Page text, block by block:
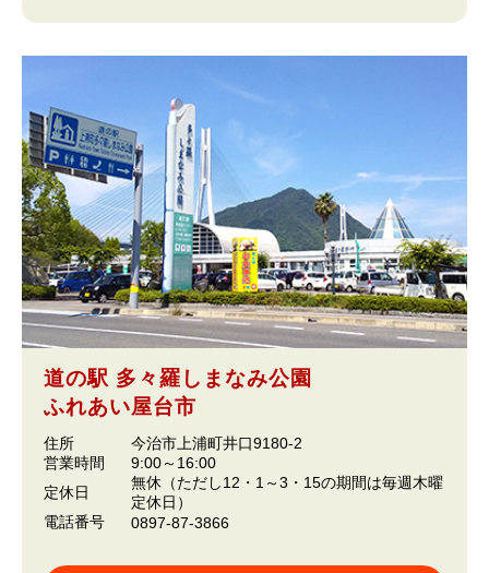
道の駅 多々羅しまなみ公園
ふれあい屋台市
住所
今治市上浦町井口9180-2
営業時間
9:00～16:00
定休日
無休（ただし12・1～3・15の期間は毎週木曜
定休日）
電話番号
0897-87-3866